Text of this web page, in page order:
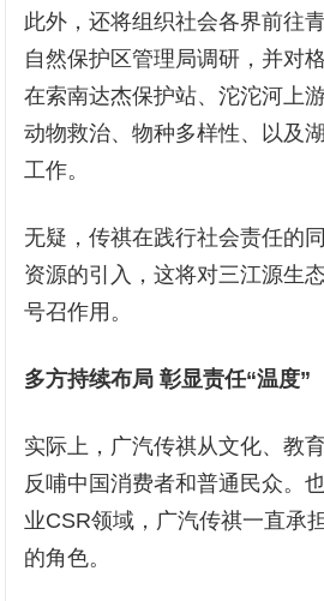
此外，还将组织社会各界前往
自然保护区管理局调研，并对
在索南达杰保护站、沱沱河上
动物救治、物种多样性、以及
工作。
无疑，传祺在践行社会责任的
资源的引入，这将对三江源生
号召作用。
多方持续布局 彰显责任“温度”
实际上，广汽传祺从文化、教
反哺中国消费者和普通民众。
业CSR领域，广汽传祺一直承
的角色。